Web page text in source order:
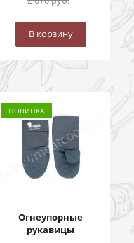
В корзину
НОВИНКА
Огнеупорные
рукавицы